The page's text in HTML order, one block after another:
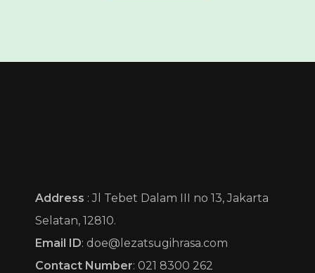
Address : Jl Tebet Dalam III no 13, Jakarta
Selatan, 12810.
Email ID: doe@lezatsugihrasa.com
Contact Number: 021 8300 262